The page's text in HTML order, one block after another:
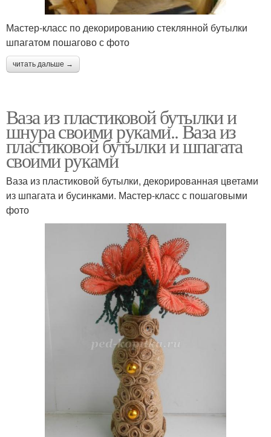
Мастер-класс по декорированию стеклянной бутылки
шпагатом пошагово с фото
читать дальше →
Ваза из пластиковой бутылки и
шнура своими руками.. Ваза из
пластиковой бутылки и шпагата
своими руками
Ваза из пластиковой бутылки, декорированная цветами
из шпагата и бусинками. Мастер-класс с пошаговыми
фото